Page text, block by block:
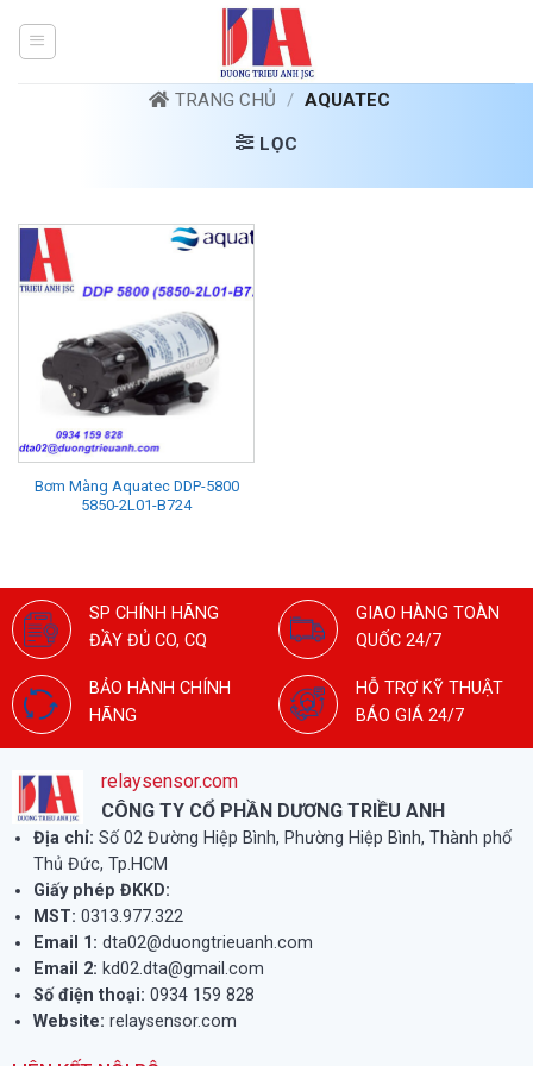
TRANG CHỦ / AQUATEC
LỌC
Bơm Màng Aquatec DDP-5800
5850-2L01-B724
SP CHÍNH HÃNG
ĐẦY ĐỦ CO, CQ
GIAO HÀNG TOÀN
QUỐC 24/7
BẢO HÀNH CHÍNH
HÃNG
HỖ TRỢ KỸ THUẬT
BÁO GIÁ 24/7
relaysensor.com
CÔNG TY CỔ PHẦN DƯƠNG TRIỀU ANH
Địa chỉ: Số 02 Đường Hiệp Bình, Phường Hiệp Bình, Thành phố
Thủ Đức, Tp.HCM
Giấy phép ĐKKD:
MST: 0313.977.322
Email 1: dta02@duongtrieuanh.com
Email 2: kd02.dta@gmail.com
Số điện thoại: 0934 159 828
Website: relaysensor.com